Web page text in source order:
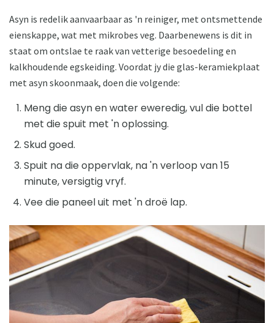
Asyn is redelik aanvaarbaar as 'n reiniger, met ontsmettende
eienskappe, wat met mikrobes veg. Daarbenewens is dit in
staat om ontslae te raak van vetterige besoedeling en
kalkhoudende egskeiding. Voordat jy die glas-keramiekplaat
met asyn skoonmaak, doen die volgende:
Meng die asyn en water eweredig, vul die bottel
met die spuit met 'n oplossing.
Skud goed.
Spuit na die oppervlak, na 'n verloop van 15
minute, versigtig vryf.
Vee die paneel uit met 'n droë lap.